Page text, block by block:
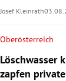
Josef Kleinrath
Oberösterreich
Löschwasser
zapfen